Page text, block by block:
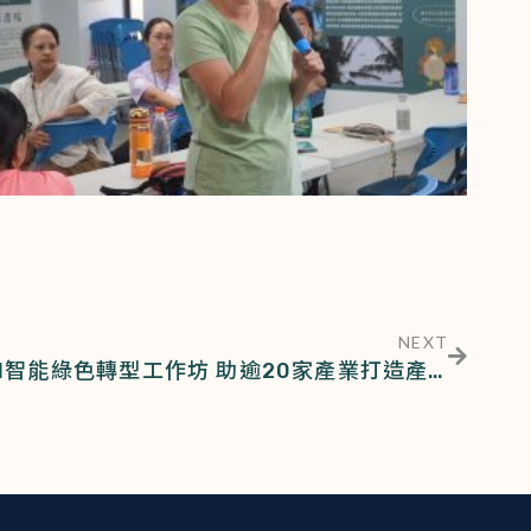
NEXT
屏科大攜手產發署共同推動AI智能綠色轉型工作坊 助逾20家產業打造產學永續新典範